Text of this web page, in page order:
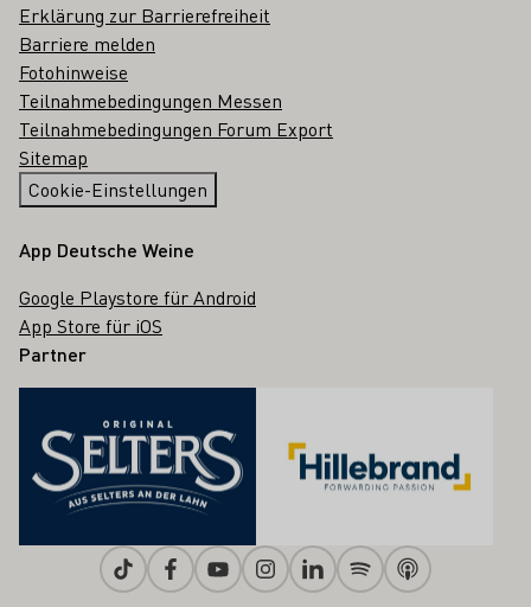
Erklärung zur Barrierefreiheit
Barriere melden
Fotohinweise
Teilnahmebedingungen Messen
Teilnahmebedingungen Forum Export
Sitemap
Cookie-Einstellungen
App Deutsche Weine
Google Playstore für Android
App Store für iOS
Partner
TiktokFacebookYoutubeInstagramLinkedinSpotifyApple